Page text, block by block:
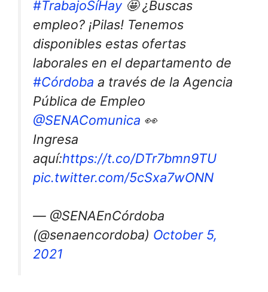
#TrabajoSíHay 🤩 ¿Buscas
empleo? ¡Pilas! Tenemos
disponibles estas ofertas
laborales en el departamento de
#Córdoba a través de la Agencia
Pública de Empleo
@SENAComunica 👀
Ingresa
aquí:https://t.co/DTr7bmn9TU
pic.twitter.com/5cSxa7wONN
— @SENAEnCórdoba
(@senaencordoba) October 5,
2021